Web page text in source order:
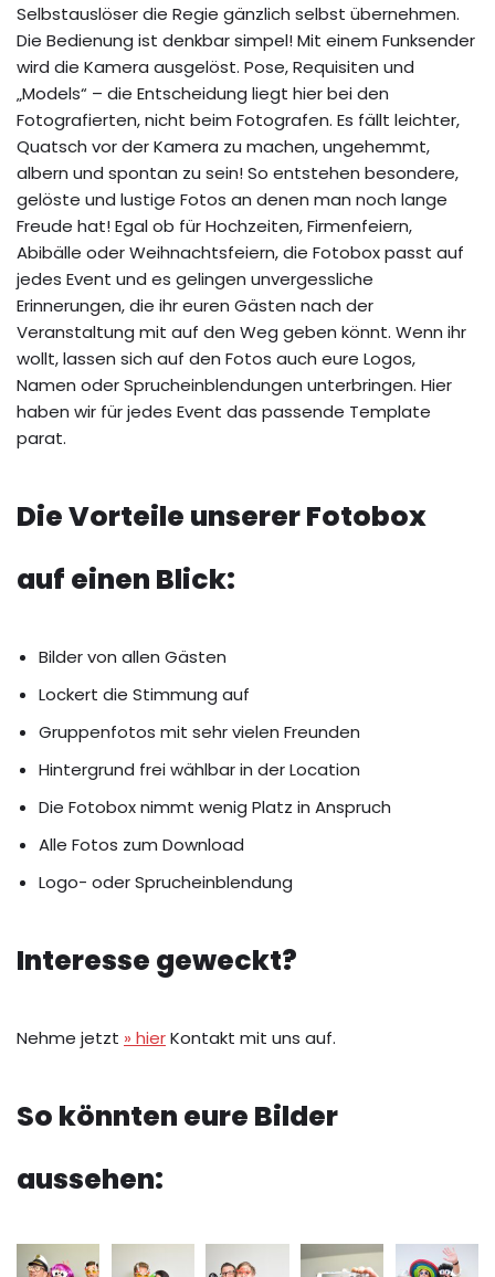
Selbstauslöser die Regie gänzlich selbst übernehmen.
Die Bedienung ist denkbar simpel! Mit einem Funksender
wird die Kamera ausgelöst. Pose, Requisiten und
„Models“ – die Entscheidung liegt hier bei den
Fotografierten, nicht beim Fotografen. Es fällt leichter,
Quatsch vor der Kamera zu machen, ungehemmt,
albern und spontan zu sein! So entstehen besondere,
gelöste und lustige Fotos an denen man noch lange
Freude hat! Egal ob für Hochzeiten, Firmenfeiern,
Abibälle oder Weihnachtsfeiern, die Fotobox passt auf
jedes Event und es gelingen unvergessliche
Erinnerungen, die ihr euren Gästen nach der
Veranstaltung mit auf den Weg geben könnt. Wenn ihr
wollt, lassen sich auf den Fotos auch eure Logos,
Namen oder Sprucheinblendungen unterbringen. Hier
haben wir für jedes Event das passende Template
parat.
Die Vorteile unserer Fotobox
auf einen Blick:
Bilder von allen Gästen
Lockert die Stimmung auf
Gruppenfotos mit sehr vielen Freunden
Hintergrund frei wählbar in der Location
Die Fotobox nimmt wenig Platz in Anspruch
Alle Fotos zum Download
Logo- oder Sprucheinblendung
Interesse geweckt?
Nehme jetzt » hierKontakt mit uns auf.
So könnten eure Bilder
aussehen: